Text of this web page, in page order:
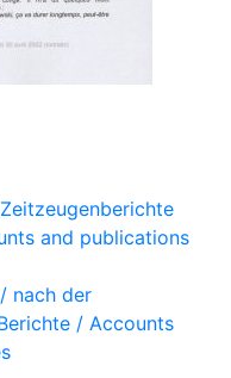
and publications
nach der
/ Accounts